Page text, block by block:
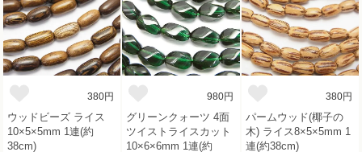
380円
ウッドビーズ ライス
10×5×5mm 1連(約
38cm)
980円
グリーンクォーツ 4面
ツイストライスカット
10×6×6mm 1連(約
380円
パームウッド(椰子の
木) ライス8×5×5mm 1
連(約38cm)